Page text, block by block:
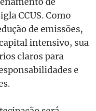
CCUS. Como
de emissões,
intensivo, sua
claros para
e